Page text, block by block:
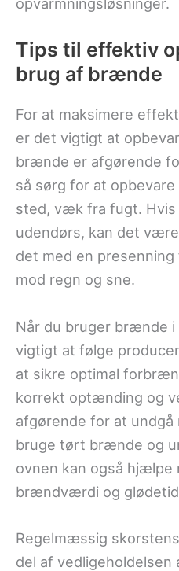
Tips til effektiv
brug af brænde
For at maksimere
er det vigtigt at
brænde er afgørende
så sørg for at
sted, væk fra fugt.
udendørs, kan det
det med en
mod regn og sne.
Når du bruger brænde
vigtigt at følge
at sikre optimal
korrekt optænding og
afgørende for at
bruge tørt brænde og
ovnen kan også hjælpe
brændværdi og
Regelmæssig
del af